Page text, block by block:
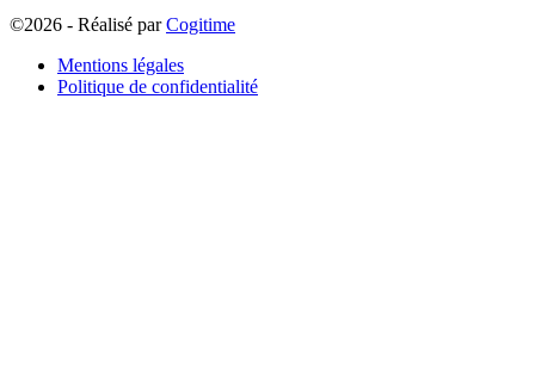
©2026 - Réalisé parCogitime
Mentions légales
Politique de confidentialité